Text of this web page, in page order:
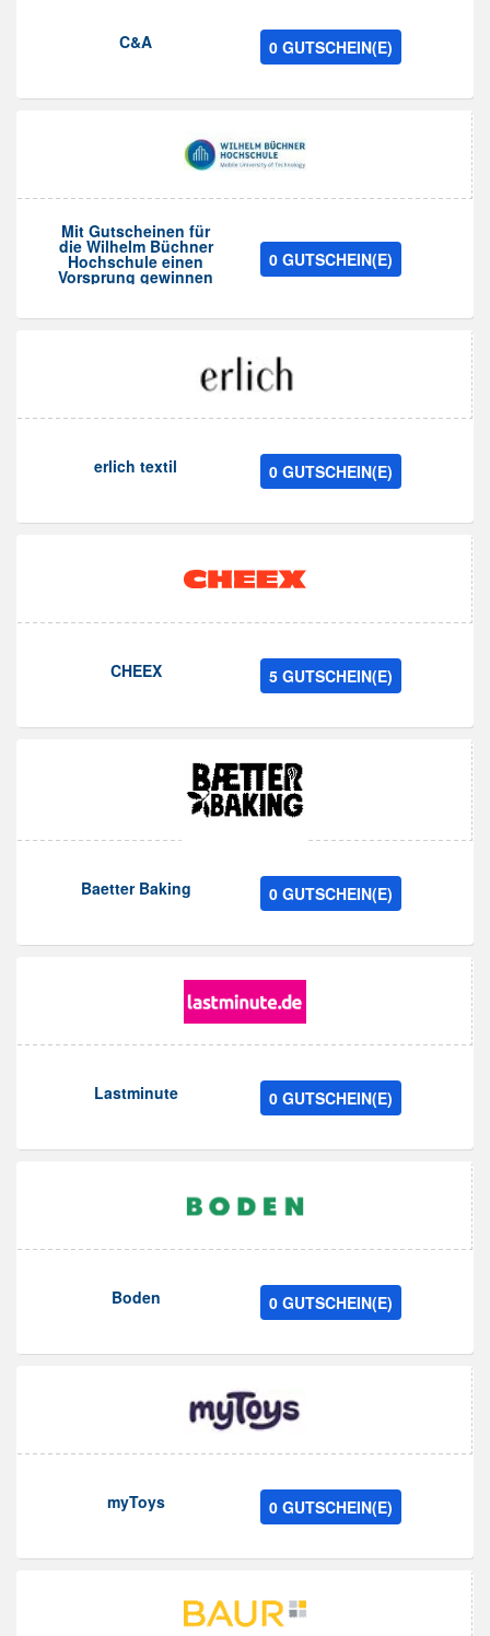
C&A 0 GUTSCHEIN(E)
Mit Gutscheinen für
die Wilhelm Büchner
Hochschule einen
Vorsprung gewinnen
0 GUTSCHEIN(E)
erlich textil 0 GUTSCHEIN(E)
CHEEX 5 GUTSCHEIN(E)
Baetter Baking 0 GUTSCHEIN(E)
Lastminute 0 GUTSCHEIN(E)
Boden 0 GUTSCHEIN(E)
myToys 0 GUTSCHEIN(E)